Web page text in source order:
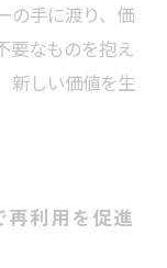
の手に渡り、価
要なものを抱え
新しい価値を生
再利用を促進